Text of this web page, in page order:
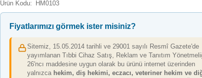
Ürün Kodu: HM0103
Fiyatlarımızı görmek ister misiniz?
Sitemiz, 15.05.2014 tarihli ve 29001 sayılı Resmî Gazete'de
yayımlanan Tıbbi Cihaz Satış, Reklam ve Tanıtım
26'ncı maddesine uygun olarak bu ürünü internet üzerinden
yalnızca hekim, diş hekimi, eczacı, veteriner hekim ve